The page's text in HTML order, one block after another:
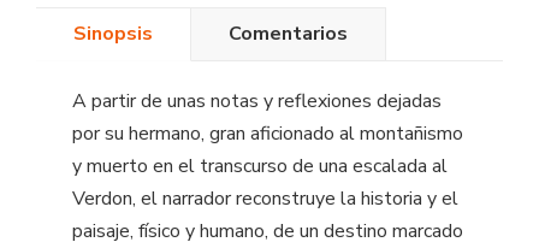
Sinopsis Comentarios
A partir de unas notas y reflexiones dejadas
por su hermano, gran aficionado al montañismo
y muerto en el transcurso de una escalada al
Verdon, el narrador reconstruye la historia y el
paisaje, físico y humano, de un destino marcado